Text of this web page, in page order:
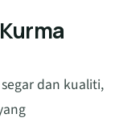
dan kualiti,